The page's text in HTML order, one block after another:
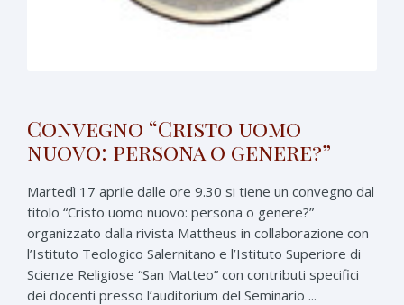
Convegno “Cristo uomo
nuovo: persona o genere?”
Martedì 17 aprile dalle ore 9.30 si tiene un convegno dal
titolo “Cristo uomo nuovo: persona o genere?”
organizzato dalla rivista Mattheus in collaborazione con
l’Istituto Teologico Salernitano e l’Istituto Superiore di
Scienze Religiose “San Matteo” con contributi specifici
dei docenti presso l’auditorium del Seminario ...